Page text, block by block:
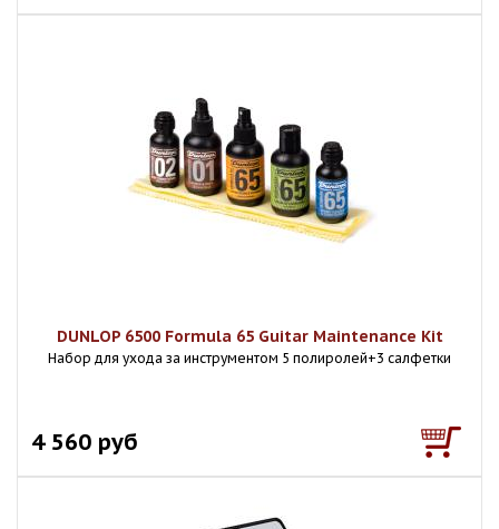
DUNLOP 6500 Formula 65 Guitar Maintenance Kit
Набор для ухода за инструментом 5 полиролей+3 салфетки
4 560 руб